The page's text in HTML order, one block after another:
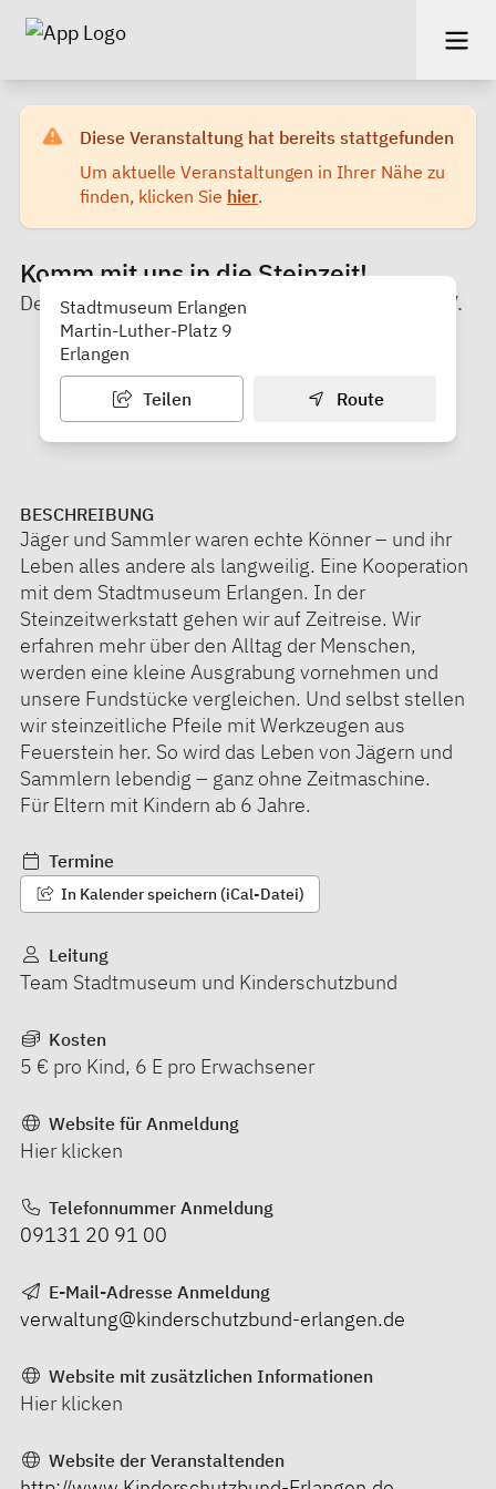
Diese Veranstaltung hat bereits stattgefunden
Um aktuelle Veranstaltungen in Ihrer Nähe zu
finden, klicken Sie hier.
Komm mit uns in die Steinzeit!
Der Kinderschutzbund Kreisverband Erlangen e.V.
Stadtmuseum Erlangen
Martin-Luther-Platz 9
Erlangen
Teilen Route
BESCHREIBUNG
Jäger und Sammler waren echte Könner – und ihr
Leben alles andere als langweilig. Eine Kooperation
mit dem Stadtmuseum Erlangen. In der
Steinzeitwerkstatt gehen wir auf Zeitreise. Wir
erfahren mehr über den Alltag der Menschen,
werden eine kleine Ausgrabung vornehmen und
unsere Fundstücke vergleichen. Und selbst stellen
wir steinzeitliche Pfeile mit Werkzeugen aus
Feuerstein her. So wird das Leben von Jägern und
Sammlern lebendig – ganz ohne Zeitmaschine.
Für Eltern mit Kindern ab 6 Jahre.
Termine
In Kalender speichern (iCal-Datei)
Leitung
Team Stadtmuseum und Kinderschutzbund
Kosten
5 € pro Kind, 6 E pro Erwachsener
Website für Anmeldung
Hier klicken
Telefonnummer Anmeldung
09131 20 91 00
E-Mail-Adresse Anmeldung
verwaltung@kinderschutzbund-erlangen.de
Website mit zusätzlichen Informationen
Hier klicken
Website der Veranstaltenden